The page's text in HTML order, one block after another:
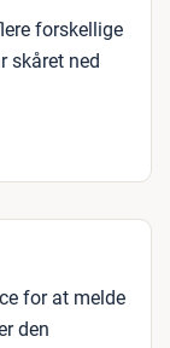
forskellige
skåret ned
for at melde
den